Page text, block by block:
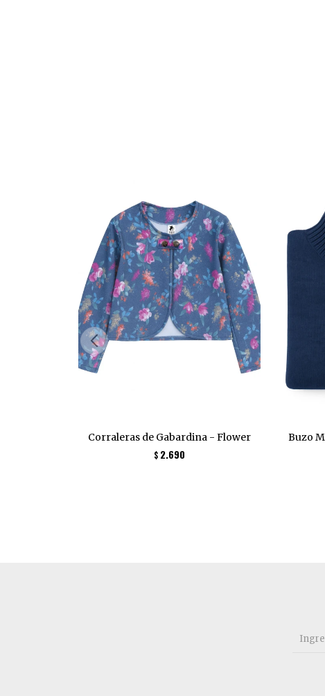
Corraleras de Gabardina - Flower
$ 2.690
Buzo